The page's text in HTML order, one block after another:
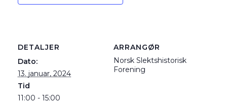
DETALJER
Dato:
13. januar, 2024
Tid
11:00 - 15:00
ARRANGØR
Norsk Slektshistorisk
Forening